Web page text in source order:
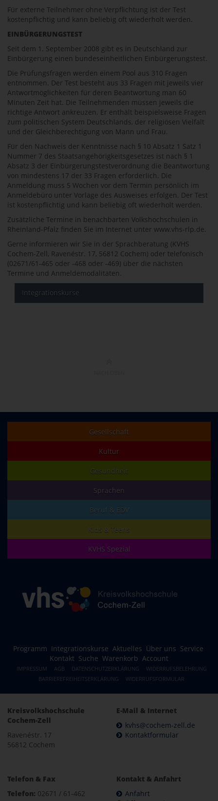
Für externe Teilnehmer ohne Verpflichtung ist der Test
kostenpflichtig und kann beliebig oft wiederholt werden.
EINBÜRGERUNGSTEST
Seit dem 1. September 2008 gibt es in Deutschland zur
Einbürgerung einen bundeseinheitlichen Einbürgerungstest.
Die Prüfungsfragen werden einem Pool aus 310 Fragen
entnommen. Der Test besteht aus 33 Fragen mit jeweils vier
Antwortmöglichkeiten für deren Beantwortung man 60
Minuten Zeit hat. Die Teilnehmenden müssen jeweils die
richtige Antwort ankreuzen. Er enthält beispielsweise Fragen
zum politischen System Deutschlands, der religiösen Vielfalt
und der Gleichberechtigung von Mann und Frau.
Für den Nachweis der Kenntnisse nach § 10 Absatz 1 Satz 1
Nummer 7 des Staatsangehörigkeitsgesetzes ist nach § 1
Absatz 3 der Einbürgerungstestverordnung die Beantwortung
von mindestens 17 der 33 Fragen erforderlich. Die
Anmeldung muss 5 Wochen vor dem Termin persönlich im
Anmeldebüro unter Vorlage des Ausweises erfolgen. Der Test
ist kostenpflichtig und kann beliebig oft wiederholt werden.
Zusätzliche Termine in benachbarten Volkshochschulen in
Rheinland-Pfalz finden Sie im Internet unter www.vhs-rlp.de.
Gerne informieren wir Sie in der Sprachberatung (KVHS
Cochem-Zell, Ravenéstr. 17, 56812 Cochem) oder telefonisch
(02671/61-465 oder -468 oder -469) über die nächsten
Termine und Anmeldemodalitäten.
Integrationskurse
Gesellschaft
Kultur
Gesundheit
Sprachen
Beruf & EDV
Kids & Teens
KVHS Spezial
Programm Integrationskurse Aktuelles Über uns Service
Kontakt Suche Warenkorb Account
IMPRESSUM AGB DATENSCHUTZERKLÄRUNG
WIDERRUFSBELEHRUNG
BARRIEREFREIHEITSERKLÄRUNG
WIDERRUFSFORMULAR
Kreisvolkshochschule
Cochem-Zell
Ravenéstr. 17
56812 Cochem
E-Mail & Internet
kvhs@cochem-zell.de
Kontaktformular
Telefon & Fax
Telefon: 02671 / 61-462
Kontakt & Anfahrt
Anfahrt